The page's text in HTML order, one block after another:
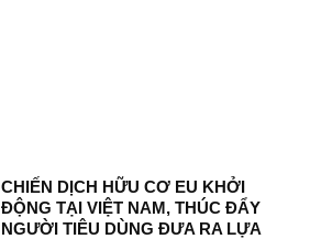
CHIẾN DỊCH HỮU CƠ EU KHỞI
ĐỘNG TẠI VIỆT NAM, THÚC ĐẨY
NGƯỜI TIÊU DÙNG ĐƯA RA LỰA